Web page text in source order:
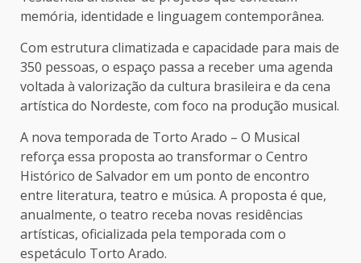
memória, identidade e linguagem contemporânea.
Com estrutura climatizada e capacidade para mais de
350 pessoas, o espaço passa a receber uma agenda
voltada à valorização da cultura brasileira e da cena
artística do Nordeste, com foco na produção musical.
A nova temporada de Torto Arado – O Musical
reforça essa proposta ao transformar o Centro
Histórico de Salvador em um ponto de encontro
entre literatura, teatro e música. A proposta é que,
anualmente, o teatro receba novas residências
artísticas, oficializada pela temporada com o
espetáculo Torto Arado.